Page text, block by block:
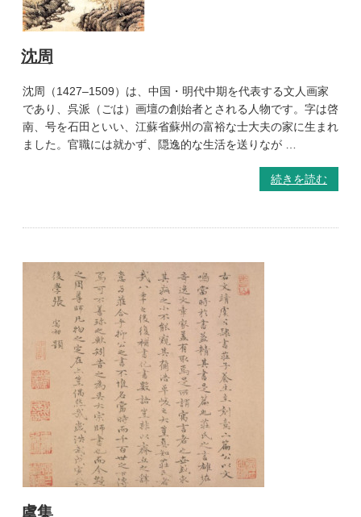
沈周
沈周（1427–1509）は、中国・明代中期を代表する文人画家
であり、呉派（ごは）画壇の創始者とされる人物です。字は啓
南、号を石田といい、江蘇省蘇州の富裕な士大夫の家に生まれ
ました。官職には就かず、隠逸的な生活を送りなが …
続きを読む
虞集